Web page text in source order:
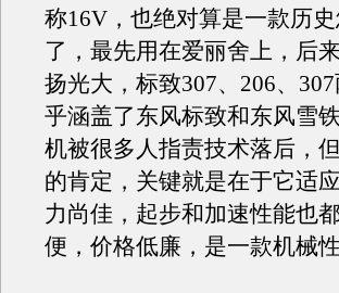
称16V，也绝对算是一款历
了，最先用在爱丽舍上，后
扬光大，标致307、206、
乎涵盖了东风标致和东风雪
机被很多人指责技术落后，
的肯定，关键就是在于它适
力尚佳，起步和加速性能也
便，价格低廉，是一款机械